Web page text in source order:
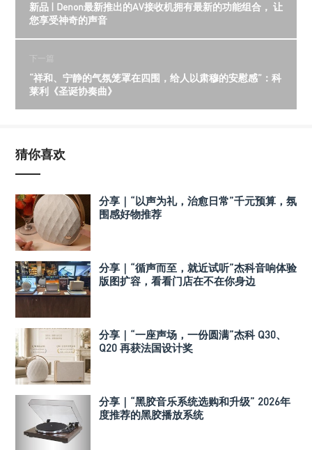
新品 | Denon最新推出的AV接收机拥有最新的功能组合， 让
您享受神奇的声音
下一篇
“祥和、宁静的气氛笼罩在四围，给人以肃穆的安慰感”：科
莱利《圣诞协奏曲》
猜你喜欢
分享｜“以声为礼，治愈日常”千元预算，氛
围感好物推荐
分享｜“循声而至，就近试听”杰科音响体验
版图扩容，看看门店在不在你身边
分享｜“一座声场，一份圆满”杰科 Q30、
Q20 再获法国设计奖
分享｜“黑胶音乐系统选购和升级” 2026年
度推荐的黑胶播放系统